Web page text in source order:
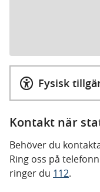
Fysisk
Kontakt när
Behöver du
Ring oss på
ringer du 112.